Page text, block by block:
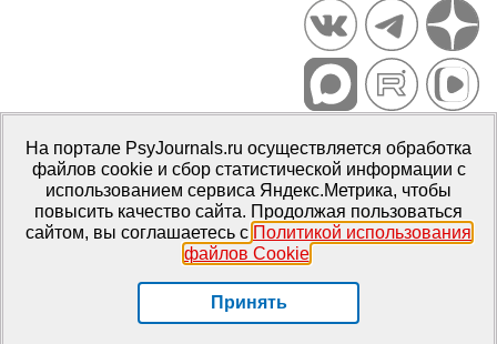
Портал психологических изданий PsyJournals.ru, 2007–2026
Правила использования материалов
Свидетельство регистрации СМИЭл № ФС77-66447 от 14 июля
2016 г.
Издатель: ФГБОУ ВО МГППУ
На портале PsyJournals.ru осуществляется обработка
файлов cookie и сбор статистической информации с
использованием сервиса Яндекс.Метрика, чтобы
повысить качество сайта. Продолжая пользоваться
сайтом, вы соглашаетесь с Политикой использования
файлов Cookie.
Принять